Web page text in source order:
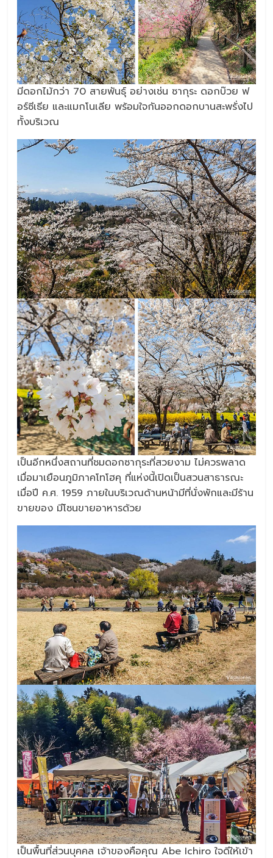
มีดอกไม้กว่า 70 สายพันธุ์ อย่างเช่น ซากุระ ดอกบ๊วย ฟ
อร์ซีเธีย และแมกโนเลีย พร้อมใจกันออกดอกบานสะพรั่งไป
ทั้งบริเวณ
เป็นอีกหนึ่งสถานที่ชมดอกซากุระที่สวยงาม ไม่ควรพลาด
เมื่อมาเยือนภูมิภาคโทโฮคุ ที่แห่งนี้เปิดเป็นสวนสาธารณะ
เมื่อปี ค.ศ. 1959 ภายในบริเวณด้านหน้ามีที่นั่งพักและมีร้าน
ขายของ มีโซนขายอาหารด้วย
เป็นพื้นที่ส่วนบุคคล เจ้าของคือคุณ Abe Ichiro ใจดีให้เข้า